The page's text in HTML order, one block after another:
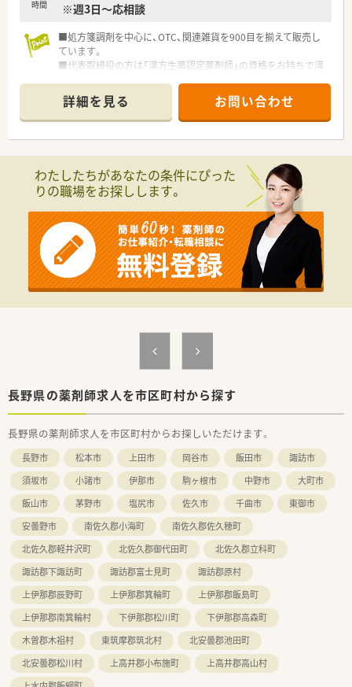
時間 ※週3日～応相談
■処方箋調剤を中心に、OTC、関連雑貨を900目を揃えて販売し
ています。
■代表取締役の方は「漢方生薬認定薬剤師」の資格をお持ちで漢
います。
■在宅訪問にも取り組んでいます。
■CKD（慢性腎臓病）患者さんの処方薬剤の検討なども行い、時に
医師に薬剤量の減量や変更を提言しています。
詳細を見る お問い合わせ
わたしたちがあなたの条件にぴった
りの職場をお探しします。
長野県の薬剤師求人を市区町村から探す
長野県の薬剤師求人を市区町村からお探しいただけます。
長野市 松本市 上田市 岡谷市 飯田市
諏訪市
須坂市
小諸市 伊那市 駒ヶ根市 中野市
大町市
飯山市
茅野市 塩尻市 佐久市 千曲市
東御市
安曇野市
南佐久郡小海町
南佐久郡佐久穂町
北佐久郡軽井沢町
北佐久郡御代田町
北佐久郡立科町
諏訪郡下諏訪町
諏訪郡富士見町
諏訪郡原村
上伊那郡辰野町
上伊那郡箕輪町
上伊那郡飯島町
上伊那郡南箕輪村
下伊那郡松川町
下伊那郡高森町
木曽郡木祖村
東筑摩郡筑北村
北安曇郡池田町
北安曇郡松川村
上高井郡小布施町
上高井郡高山村